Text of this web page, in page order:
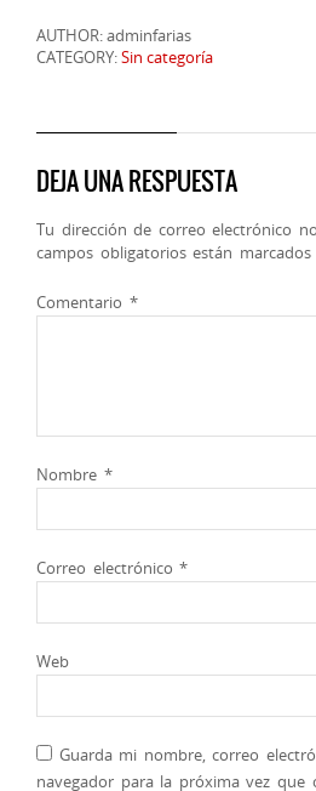
AUTHOR: adminfarias
CATEGORY:Sin categoría
DEJA UNA RESPUESTA
Tu dirección de correo electrónico
campos obligatorios están marcados
Comentario *
Nombre *
Correo electrónico*
Web
Guarda mi nombre, correo
navegador para la próxima vez que